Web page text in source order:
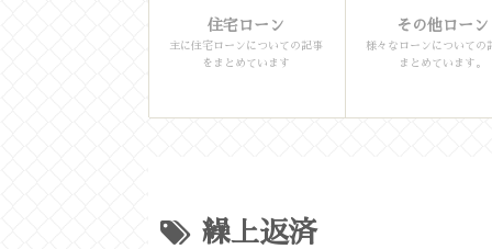
住宅ローン
主に住宅ローンについての記事
をまとめています
その他ローン
様々なローンについての
まとめています。
繰上返済